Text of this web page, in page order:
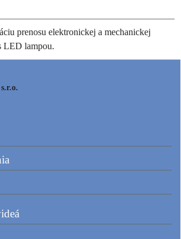
prenosu elektronickej a mechanickej
LED lampou.